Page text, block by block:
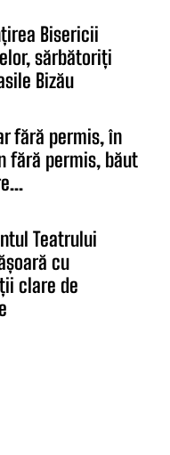
Bisericii
sărbătoriți
Bizău
fără permis, în
fără permis, băut
Teatrului
cu
clare de